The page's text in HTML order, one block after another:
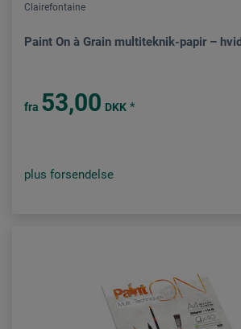
Clairefontaine
Paint On à Grain multiteknik-papir –
fra 53,00 DKK *
plus forsendelse